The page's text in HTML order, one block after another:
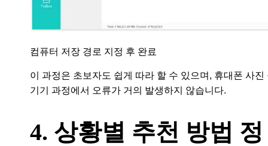
컴퓨터 저장 경로 지정 후 완료
이 과정은 초보자도 쉽게 따라 할 수 있으며, 휴대폰 사진
기기 과정에서 오류가 거의 발생하지 않습니다.
4. 상황별 추천 방법 정